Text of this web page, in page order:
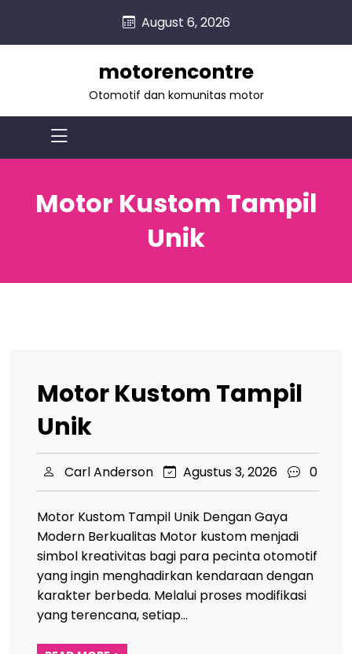
August 6, 2026
motorencontre
Otomotif dan komunitas motor
Motor Kustom Tampil
Unik
Motor Kustom Tampil
Unik
Carl Anderson Agustus 3, 2026 0
Motor Kustom Tampil Unik Dengan Gaya
Modern Berkualitas Motor kustom menjadi
simbol kreativitas bagi para pecinta otomotif
yang ingin menghadirkan kendaraan dengan
karakter berbeda. Melalui proses modifikasi
yang terencana, setiap…